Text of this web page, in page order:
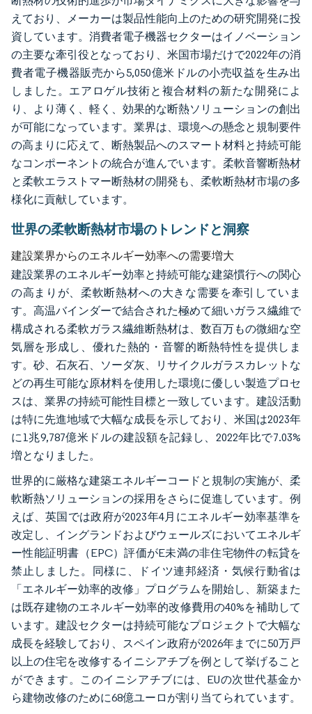
えており、メーカーは製品性能向上のための研究開発に投
資しています。消費者電子機器セクターはイノベーション
の主要な牽引役となっており、米国市場だけで2022年の消
費者電子機器販売から5,050億米ドルの小売収益を生み出
しました。エアロゲル技術と複合材料の新たな開発によ
り、より薄く、軽く、効果的な断熱ソリューションの創出
が可能になっています。業界は、環境への懸念と規制要件
の高まりに応えて、断熱製品へのスマート材料と持続可能
なコンポーネントの統合が進んでいます。柔軟音響断熱材
と柔軟エラストマー断熱材の開発も、柔軟断熱材市場の多
様化に貢献しています。
世界の柔軟断熱材市場のトレンドと洞察
建設業界からのエネルギー効率への需要増大
建設業界のエネルギー効率と持続可能な建築慣行への関心
の高まりが、柔軟断熱材への大きな需要を牽引していま
す。高温バインダーで結合された極めて細いガラス繊維で
構成される柔軟ガラス繊維断熱材は、数百万もの微細な空
気層を形成し、優れた熱的・音響的断熱特性を提供しま
す。砂、石灰石、ソーダ灰、リサイクルガラスカレットな
どの再生可能な原材料を使用した環境に優しい製造プロセ
スは、業界の持続可能性目標と一致しています。建設活動
は特に先進地域で大幅な成長を示しており、米国は2023年
に1兆9,787億米ドルの建設額を記録し、2022年比で7.03%
増となりました。
世界的に厳格な建築エネルギーコードと規制の実施が、柔
軟断熱ソリューションの採用をさらに促進しています。例
えば、英国では政府が2023年4月にエネルギー効率基準を
改定し、イングランドおよびウェールズにおいてエネルギ
ー性能証明書（EPC）評価がE未満の非住宅物件の転貸を
禁止しました。同様に、ドイツ連邦経済・気候行動省は
「エネルギー効率的改修」プログラムを開始し、新築また
は既存建物のエネルギー効率的改修費用の40%を補助して
います。建設セクターは持続可能なプロジェクトで大幅な
成長を経験しており、スペイン政府が2026年までに50万戸
以上の住宅を改修するイニシアチブを例として挙げること
ができます。このイニシアチブには、EUの次世代基金か
ら建物改修のために68億ユーロが割り当てられています。